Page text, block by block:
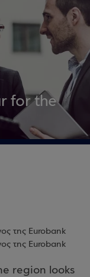
for the
της Eurobank
της Eurobank
region looks